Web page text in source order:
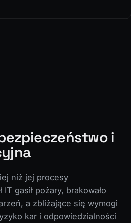
i
niż jej procesy
gasił pożary, brakowało
a zbliżające się wymogi
kar i odpowiedzialności